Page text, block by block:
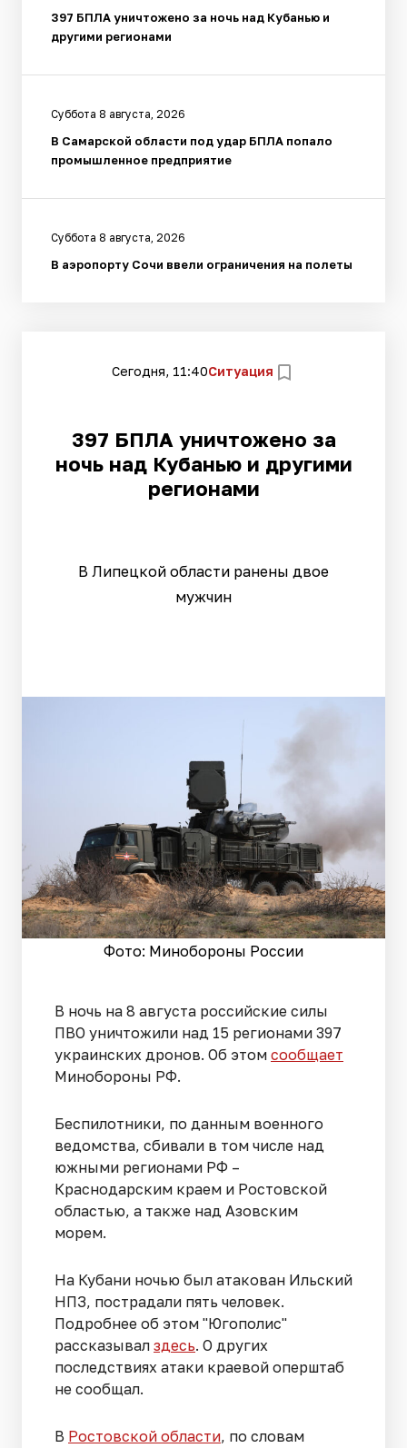
397 БПЛА уничтожено за ночь над Кубанью и
другими регионами
Суббота 8 августа, 2026
В Самарской области под удар БПЛА попало
промышленное предприятие
Суббота 8 августа, 2026
В аэропорту Сочи ввели ограничения на полеты
Сегодня, 11:40Ситуация
397 БПЛА уничтожено за
ночь над Кубанью и другими
регионами
В Липецкой области ранены двое
мужчин
Фото: Минобороны России
В ночь на 8 августа российские силы
ПВО уничтожили над 15 регионами 397
украинских дронов. Об этом сообщает
Минобороны РФ.
Беспилотники, по данным военного
ведомства, сбивали в том числе над
южными регионами РФ –
Краснодарским краем и Ростовской
областью, а также над Азовским
морем.
На Кубани ночью был атакован Ильский
НПЗ, пострадали пять человек.
Подробнее об этом "Югополис"
рассказывал здесь. О других
последствиях атаки краевой оперштаб
не сообщал.
В Ростовской области, по словам